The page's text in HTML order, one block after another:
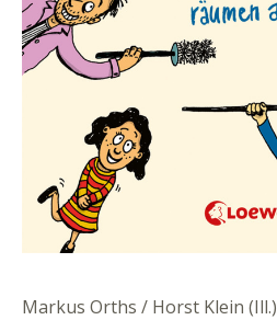
Markus Orths / Horst Klein (Ill.)